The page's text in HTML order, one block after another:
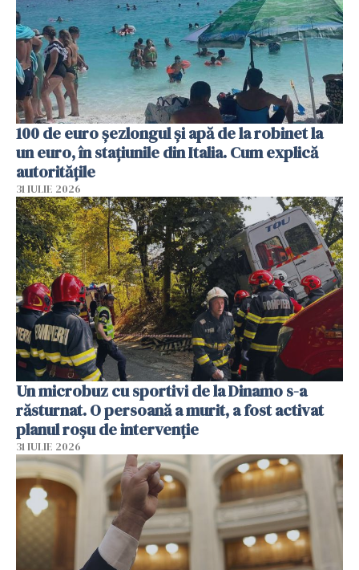
100 de euro șezlongul și apă de la robinet la
un euro, în stațiunile din Italia. Cum explică
autoritățile
31 IULIE 2026
Un microbuz cu sportivi de la Dinamo s-a
răsturnat. O persoană a murit, a fost activat
planul roșu de intervenție
31 IULIE 2026